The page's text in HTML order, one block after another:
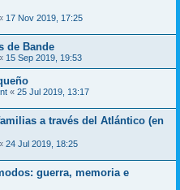
17 Nov 2019, 17:25
de Bande
15 Sep 2019, 19:53
« 25 Jul 2019, 13:17
a través del Atlántico (en
24 Jul 2019, 18:25
guerra, memoria e